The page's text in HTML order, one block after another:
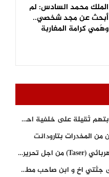
الملك محمد السادس: لم
أبحث عن مجد شخصي..
وهَمي كرامة المغاربة
احالة 25 شخص على القضاء بتهم ثقيلة على خلفية احداث المناطق الشمالية
استعمال مسدس الصعق الكهربائي (Taser) من اجل تحرير شابة محتجزة
استنفار امني بعد العثور على جثتي اخ و ابن صاحب مطعم اسماك مشهور بطنجة